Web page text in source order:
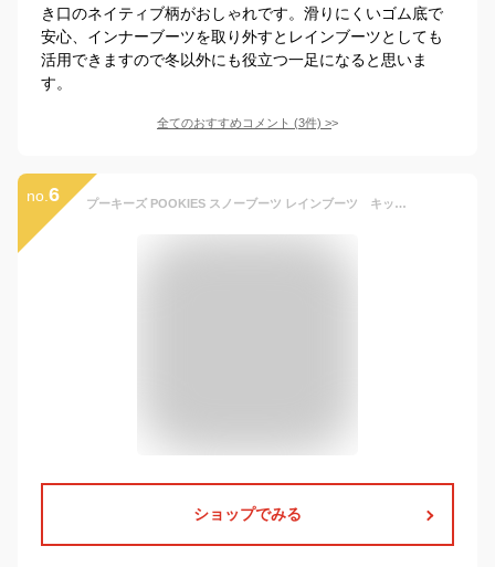
き口のネイティブ柄がおしゃれです。滑りにくいゴム底で
安心、インナーブーツを取り外すとレインブーツとしても
活用できますので冬以外にも役立つ一足になると思いま
す。
全てのおすすめコメント (3件) >
no. 6 プーキーズ POOKIES スノーブーツ レインブーツ キッズ PK-EB510 ボア取り外し可能 スノーシューズ 完全防水 子供用長靴 あったかボア
ショップでみる